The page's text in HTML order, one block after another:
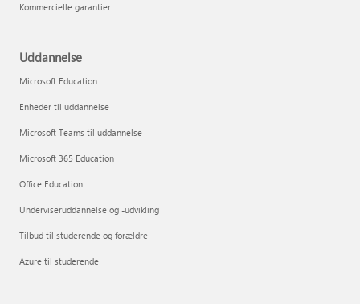
Kommercielle garantier
Uddannelse
Microsoft Education
Enheder til uddannelse
Microsoft Teams til uddannelse
Microsoft 365 Education
Office Education
Underviseruddannelse og -udvikling
Tilbud til studerende og forældre
Azure til studerende